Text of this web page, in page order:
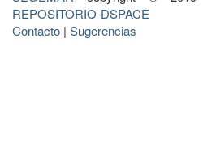
REPOSITORIO-DSPACE
Contacto | Sugerencias